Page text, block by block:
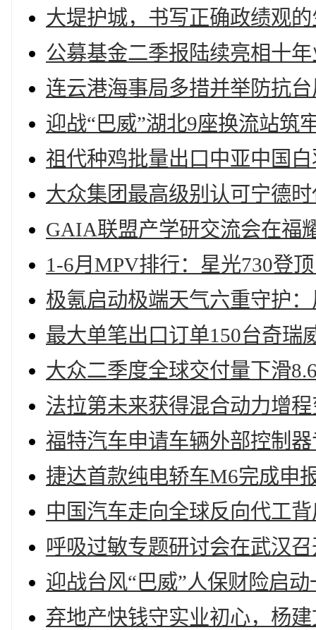
大堤护城，书写正确政绩观
公募基金二季报陆续亮相十
连云港海事局多措并举防抗台
迎战“巴威”湖北9座换流站筑
祖代种鸡批量出口中亚中国
大众集团最高级别认可宁德
GAIA联盟产学研交流会在福
1-6月MPV排行：星光730登
极氪启动极端天气六重守护
最大单笔出口订单150台奇瑞
大众二季度全球交付量下滑
法拉第未来获得混合动力增
福特汽车申请车辆外部控制
捷达首款纯电轿车M6完成申
中国汽车走向全球反向代工
呼吸过敏专题研讨会在武汉
迎战台风“巴威”人保财险启
弃地产快钱守实业初心，杨